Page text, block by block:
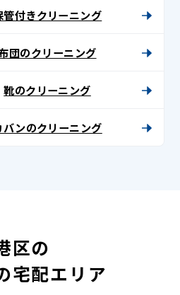
管付きクリーニング
団のクリーニング
靴のクリーニング
バンのクリーニング
区の
宅配エリア